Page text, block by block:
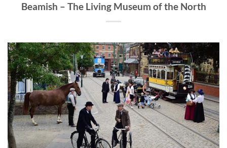
Beamish – The Living Museum of the North